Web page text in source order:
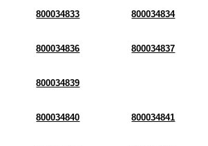
800034833 800034834
800034836 800034837
800034839
800034840 800034841